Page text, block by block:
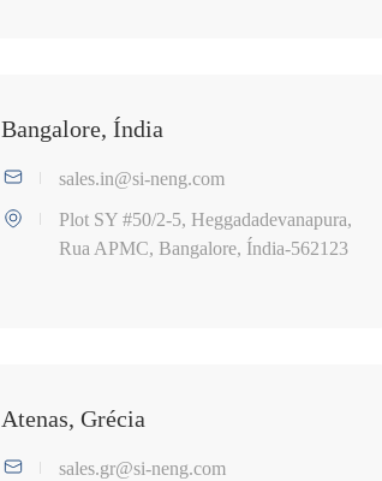
Bangalore, Índia
sales.in@si-neng.com
Plot SY #50/2-5, Heggadadevanapura,
Rua APMC, Bangalore, Índia-562123
Atenas, Grécia
sales.gr@si-neng.com